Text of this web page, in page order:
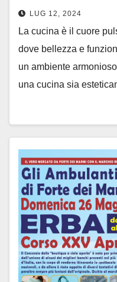
LUG 12, 2024
La cucina è il cuore
dove bellezza e
un ambiente
una cucina sia